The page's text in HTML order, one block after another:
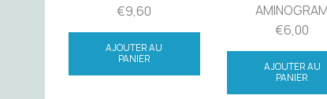
€9,60
AJOUTER AU
PANIER
AMINOGRAM
€6,00
AJOUTER AU
PANIER